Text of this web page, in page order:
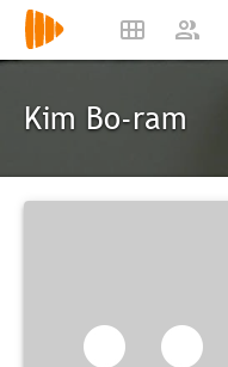
Kim Bo-ram